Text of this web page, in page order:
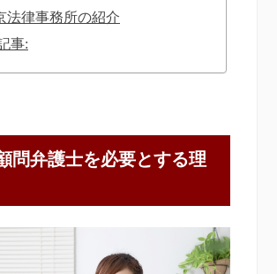
法律事務所の紹介
事:
問弁護士を必要とする理